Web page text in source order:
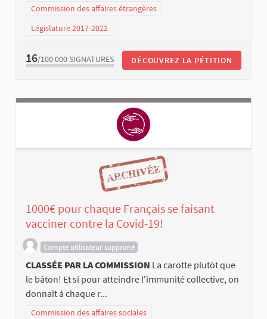
Commission des affaires étrangères
Législature 2017-2022
16/100 000 SIGNATURES DÉCOUVREZ LA PÉTITION
1000€ pour chaque Français se faisant
vacciner contre la Covid-19!
Compte utilisateur supprimé
CLASSÉE PAR LA COMMISSION La carotte plutôt que
le bâton! Et si pour atteindre l'immunité collective, on
donnait à chaque r...
Commission des affaires sociales